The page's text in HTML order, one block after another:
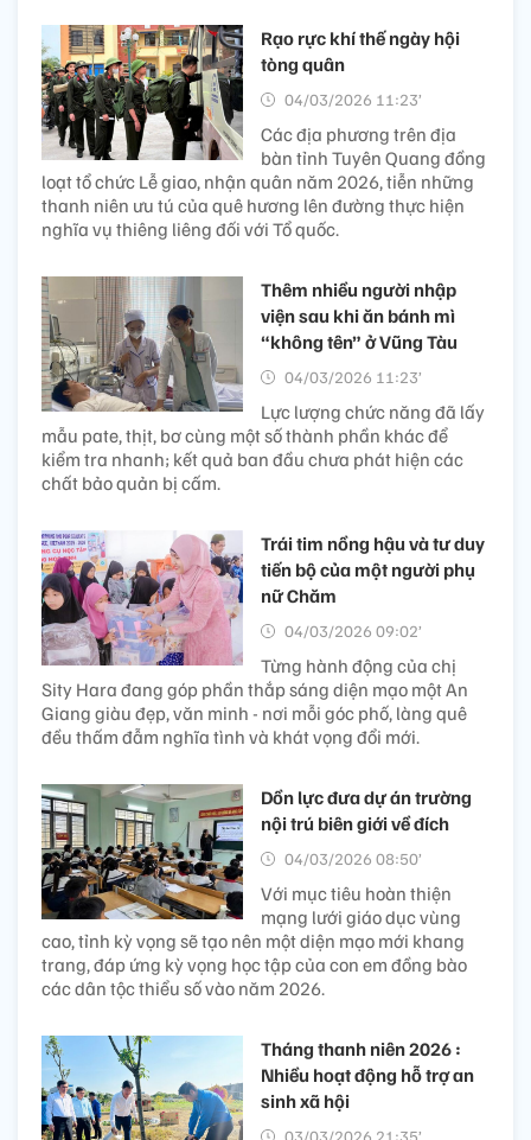
Rạo rực khí thế ngày hội
tòng quân
04/03/2026 11:23’
Các địa phương trên địa
bàn tỉnh Tuyên Quang đồng
loạt tổ chức Lễ giao, nhận quân năm 2026, tiễn những
thanh niên ưu tú của quê hương lên đường thực hiện
nghĩa vụ thiêng liêng đối với Tổ quốc.
Thêm nhiều người nhập
viện sau khi ăn bánh mì
“không tên” ở Vũng Tàu
04/03/2026 11:23’
Lực lượng chức năng đã lấy
mẫu pate, thịt, bơ cùng một số thành phần khác để
kiểm tra nhanh; kết quả ban đầu chưa phát hiện các
chất bảo quản bị cấm.
Trái tim nồng hậu và tư duy
tiến bộ của một người phụ
nữ Chăm
04/03/2026 09:02’
Từng hành động của chị
Sity Hara đang góp phần thắp sáng diện mạo một An
Giang giàu đẹp, văn minh - nơi mỗi góc phố, làng quê
đều thấm đẫm nghĩa tình và khát vọng đổi mới.
Dồn lực đưa dự án trường
nội trú biên giới về đích
04/03/2026 08:50’
Với mục tiêu hoàn thiện
mạng lưới giáo dục vùng
cao, tỉnh kỳ vọng sẽ tạo nên một diện mạo mới khang
trang, đáp ứng kỳ vọng học tập của con em đồng bào
các dân tộc thiểu số vào năm 2026.
Tháng thanh niên 2026 :
Nhiều hoạt động hỗ trợ an
sinh xã hội